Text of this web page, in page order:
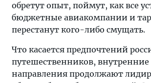
обретут опыт, поймут, как все
бюджетные авиакомпании и
перестанут кого-либо смущать.
Что касается предпочтений
путешественников, внутренние
направления продолжают